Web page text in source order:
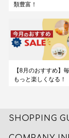
類豊富！
【8月のおすすめ】
もっと楽しくなる！
SHOPPING